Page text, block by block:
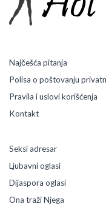
Najčešća pitanja
Polisa o poštovanju
Pravila i uslovi korišćenja
Kontakt
Seksi adresar
Ljubavni oglasi
Dijaspora oglasi
Ona traži Njega